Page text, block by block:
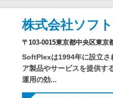
株式会社ソフ
〒103-0015東京都中央区東京
SoftPlexは1994年に設立さ
ア製品やサービスを提供す
運用の効...